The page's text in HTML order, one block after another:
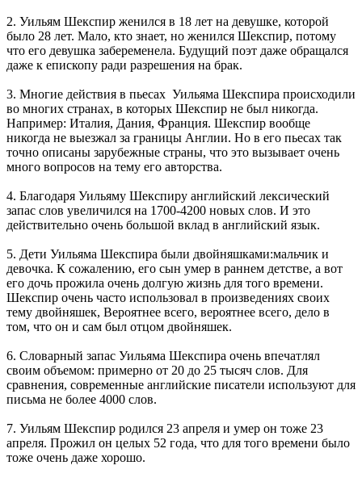
2. Уильям Шекспир женился в 18 лет на девушке, которой
было 28 лет. Мало, кто знает, но женился Шекспир, потому
что его девушка забеременела. Будущий поэт даже обращался
даже к епископу ради разрешения на брак.
3. Многие действия в пьесах Уильяма Шекспира происходили
во многих странах, в которых Шекспир не был никогда.
Например: Италия, Дания, Франция. Шекспир вообще
никогда не выезжал за границы Англии. Но в его пьесах так
точно описаны зарубежные страны, что это вызывает очень
много вопросов на тему его авторства.
4. Благодаря Уильяму Шекспиру английский лексический
запас слов увеличился на 1700-4200 новых слов. И это
действительно очень большой вклад в английский язык.
5. Дети Уильяма Шекспира были двойняшками:мальчик и
девочка. К сожалению, его сын умер в раннем детстве, а вот
его дочь прожила очень долгую жизнь для того времени.
Шекспир очень часто использовал в произведениях своих
тему двойняшек, Вероятнее всего, вероятнее всего, дело в
том, что он и сам был отцом двойняшек.
6. Словарный запас Уильяма Шекспира очень впечатлял
своим объемом: примерно от 20 до 25 тысяч слов. Для
сравнения, современные английские писатели используют для
письма не более 4000 слов.
7. Уильям Шекспир родился 23 апреля и умер он тоже 23
апреля. Прожил он целых 52 года, что для того времени было
тоже очень даже хорошо.